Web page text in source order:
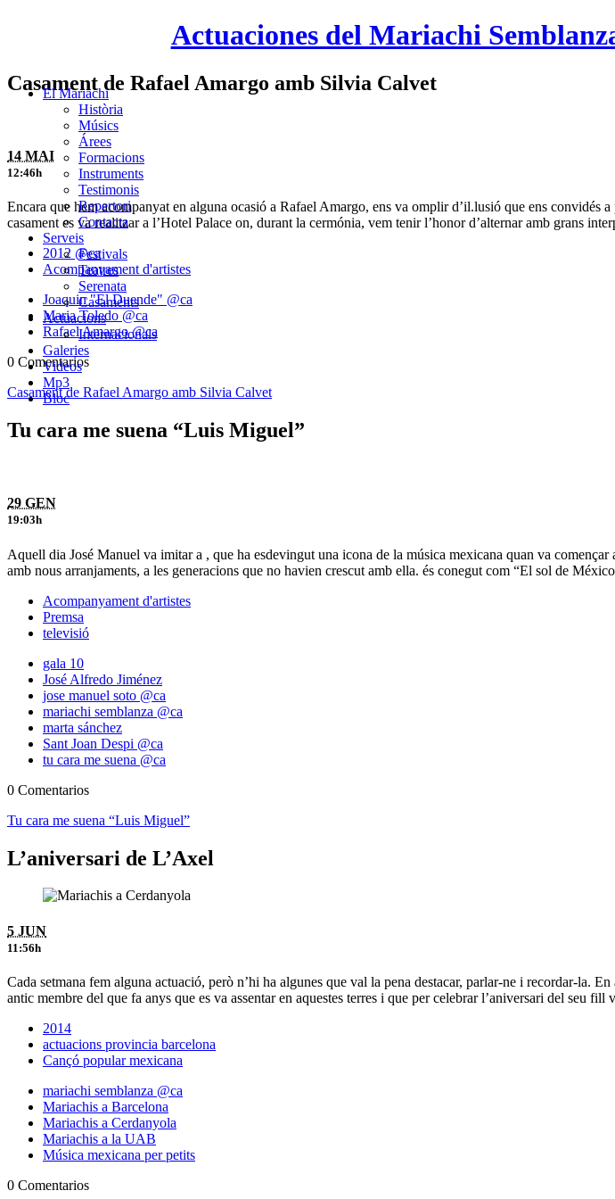
Actuaciones del Mariachi
El Mariachi
Història
Músics
Árees
Formacions
Instruments
Testimonis
Repertori
Contacta
Serveis
Festivals
Teatres
Serenata
Casaments
Actuacions
Internacionals
Galeries
Videos
Mp3
Bloc
Casament de Rafael Amargo amb Silvia Calvet
14 MAI
12:46h
Encara que hem acompanyat en alguna ocasió a Rafael Amargo, ens va omplir d’il.lusió que ens convidés
casament es va realitzar a l’Hotel Palace on, durant la cermónia, vem tenir l’honor d’alternar amb grans
2012 @ca
Acompanyament d'artistes
Joaquin "El Duende" @ca
Maria Toledo @ca
Rafael Amargo @ca
0 Comentarios
Casament de Rafael Amargo amb Silvia Calvet
Tu cara me suena “Luis Miguel”
29 GEN
19:03h
Aquell dia José Manuel va imitar a , que ha esdevingut una icona de la música mexicana quan va
amb nous arranjaments, a les generacions que no havien crescut amb ella. és conegut com “El sol de
Acompanyament d'artistes
Premsa
televisió
gala 10
José Alfredo Jiménez
jose manuel soto @ca
mariachi semblanza @ca
marta sánchez
Sant Joan Despi @ca
tu cara me suena @ca
0 Comentarios
Tu cara me suena “Luis Miguel”
L’aniversari de L’Axel
5 JUN
11:56h
Cada setmana fem alguna actuació, però n’hi ha algunes que val la pena destacar, parlar-ne i recordar-la.
antic membre del que fa anys que es va assentar en aquestes terres i que per celebrar l’aniversari del seu
2014
actuacions provincia barcelona
Cançó popular mexicana
mariachi semblanza @ca
Mariachis a Barcelona
Mariachis a Cerdanyola
Mariachis a la UAB
Música mexicana per petits
0 Comentarios